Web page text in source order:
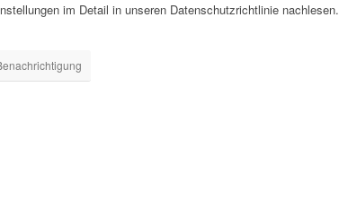
im Detail in unseren Datenschutzrichtlinie nachlesen.